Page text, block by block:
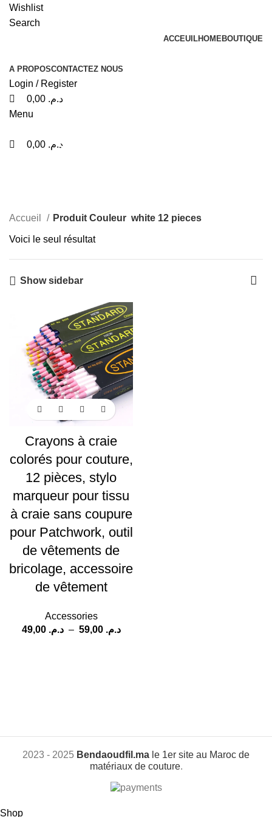
Wishlist
Search
ACCEUILHOMEBOUTIQUE
A PROPOSCONTACTEZ NOUS
Login / Register
د.م.
Menu
د.م.white 12 pieces
Accueil Produit Couleur white 12 pieces
Voici le seul résultat
Show sidebar
Crayons à craie
colorés pour couture,
12 pièces, stylo
marqueur pour tissu
à craie sans coupure
pour Patchwork, outil
de vêtements de
bricolage, accessoire
de vêtement
Accessories
د.م. 49,00 – د.م. 59,00
2023 - 2025 Bendaoudfil.ma le 1er site au Maroc de
matériaux de couture.
Paiement à la livraison
Livraison gratuite
Shop